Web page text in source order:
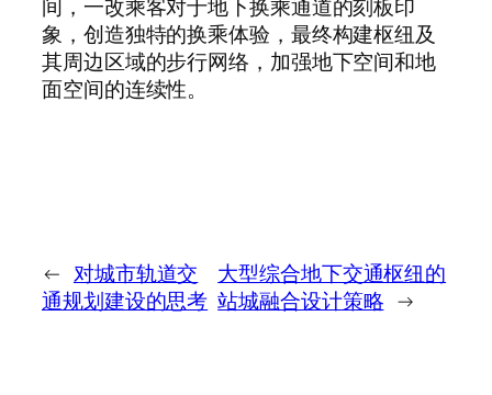
间，一改乘客对于地下换乘通道的刻板印
象，创造独特的换乘体验，最终构建枢纽及
其周边区域的步行网络，加强地下空间和地
面空间的连续性。
← 对城市轨道交
通规划建设的思考
大型综合地下交通枢纽的
站城融合设计策略 →